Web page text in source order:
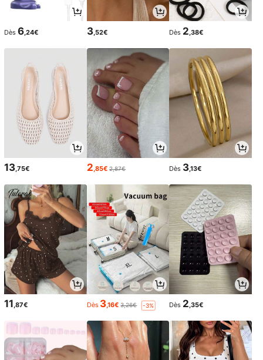
Dès 6,24€ 3,52€ Dès 2 ,38€
13,75€ 2,85€ 2,87€ Dès 3,13€
11,87€ Dès 3,16€ 3,26€ -3% Dès 2,35€